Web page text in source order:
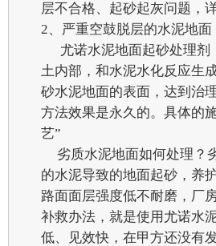
层不合格、起砂起灰问题，
2、严重空鼓脱层的水泥地
尤诺水泥地面起砂处理剂
土内部，和水泥水化反应生
砂水泥地面的表面，达到治
方法效果是永久的。具体的
艺”
劣质水泥地面如何处理？
的水泥导致的地面起砂，养
路面面层强度低不耐磨，厂
补救办法，就是使用尤诺水
低、见效快，在甲方还没有